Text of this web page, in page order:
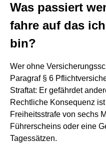
Was passiert
fahre auf das
bin?
Wer ohne
Paragraf § 6
Straftat: Er gefährdet
Rechtliche Konsequenz
Freiheitsstrafe von sechs
Führerscheins oder eine
Tagessätzen.